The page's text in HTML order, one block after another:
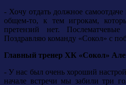
- Хочу отдать должное
общем-то, к тем игрокам,
претензий нет.
Поздравляю команду «Сокол» с
Главный тренер ХК «Сокол»
- У нас был очень хороший настрой
начале встречи мы забили три